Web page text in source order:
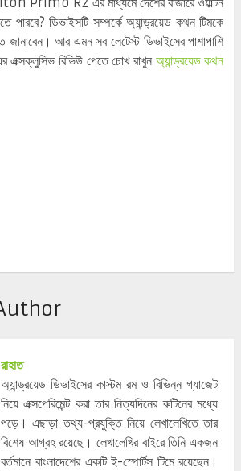
পারবে? ডিভাইসটি সম্পর্কে অ্যান্ড্রয়েড কথন টিমকে
আর এমন সব লেটেস্ট ডিভাইসের পাশাপাশি
এক্সক্লুসিভ রিভিউ পেতে চোখ রাখুন অ্যান্ড্রয়েড কথন
রাহাত
অ্যান্ড্রয়েড ডিভাইসের কাস্টম রম ও বিভিন্ন গ্যাজেট
নিয়ে এক্সপেরিমেন্ট করা তার নিত্যদিনের রুটিনের মধ্যে
পড়ে। এছাড়া তথ্য-প্রযুক্তি নিয়ে লেখালেখিতে তার
বিশেষ আগ্রহ রয়েছে। লেখালেখির বাইরে তিনি একজন
বাংলাদেশের একটি ই-স্পোর্টস টিমে রয়েছেন।